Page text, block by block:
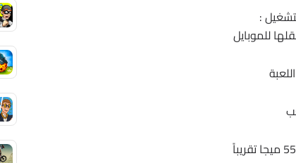
:
للموبايل